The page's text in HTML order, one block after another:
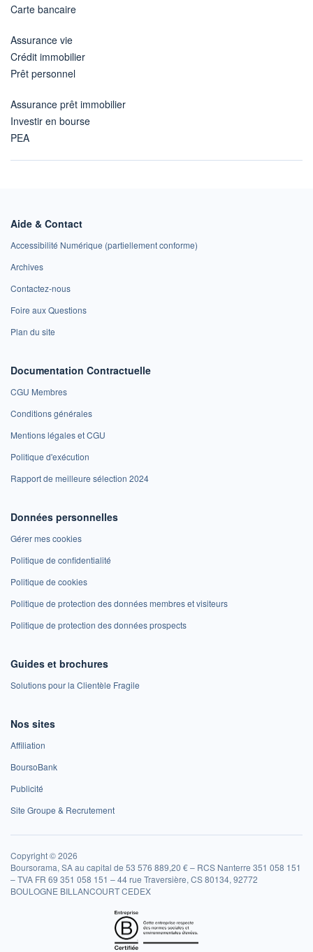
Carte bancaire
Assurance vie
Crédit immobilier
Prêt personnel
Assurance prêt immobilier
Investir en bourse
PEA
Aide & Contact
Accessibilité Numérique (partiellement conforme)
Archives
Contactez-nous
Foire aux Questions
Plan du site
Documentation Contractuelle
CGU Membres
Conditions générales
Mentions légales et CGU
Politique d'exécution
Rapport de meilleure sélection 2024
Données personnelles
Gérer mes cookies
Politique de confidentialité
Politique de cookies
Politique de protection des données membres et visiteurs
Politique de protection des données prospects
Guides et brochures
Solutions pour la Clientèle Fragile
Nos sites
Affiliation
BoursoBank
Publicité
Site Groupe & Recrutement
Copyright © 2026
Boursorama, SA au capital de 53 576 889,20 € – RCS Nanterre 351 058 151
– TVA FR 69 351 058 151 – 44 rue Traversière, CS 80134, 92772
BOULOGNE BILLANCOURT CEDEX